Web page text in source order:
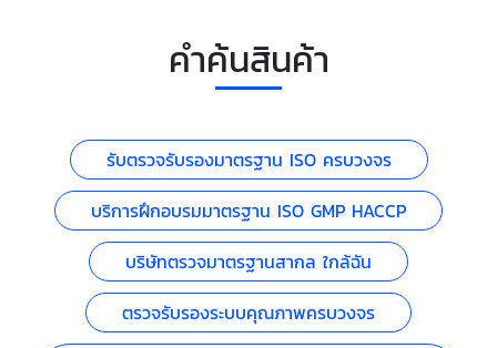
คำค้นสินค้า
รับตรวจรับรองมาตรฐาน ISO ครบวงจร
บริการฝึกอบรมมาตรฐาน ISO GMP HACCP
บริษัทตรวจมาตรฐานสากล ใกล้ฉัน
ตรวจรับรองระบบคุณภาพครบวงจร